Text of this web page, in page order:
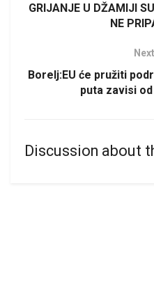
GRIJANJE U DŽAMIJI
NE
Borelj:EU će pružiti
puta zavisi
Discussion about